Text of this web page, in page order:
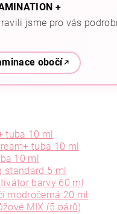
+
jsme pro vás
obočí
tuba 10 ml
tuba 10 ml
10 ml
5 ml
barvy 60 ml
modročerná 20 ml
MIX (5 párů)